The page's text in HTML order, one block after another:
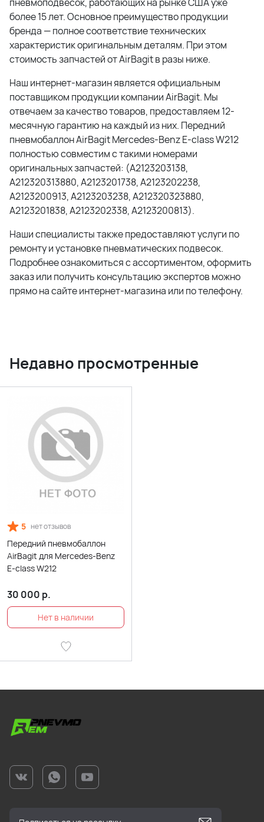
более 15 лет. Основное преимущество продукции
бренда — полное соответствие технических
характеристик оригинальным деталям. При этом
стоимость запчастей от AirBagit в разы ниже.
Наш интернет-магазин является официальным
поставщиком продукции компании AirBagit. Мы
отвечаем за качество товаров, предоставляем 12-
месячную гарантию на каждый из них. Передний
пневмобаллон AirBagit Mercedes-Benz E-class W212
полностью совместим с такими номерами
оригинальных запчастей: (A2123203138,
A212320313880, A2123201738, A2123202238,
A2123200913, A2123203238, A212320323880,
A2123201838, A2123202338, A2123200813).
Наши специалисты также предоставляют услуги по
ремонту и установке пневматических подвесок.
Подробнее ознакомиться с ассортиментом, оформить
заказ или получить консультацию экспертов можно
прямо на сайте интернет-магазина или по телефону.
Недавно просмотренные
5 нет отзывов
Передний пневмобаллон
AirBagit для Mercedes-Benz
E-class W212
30 000 р.